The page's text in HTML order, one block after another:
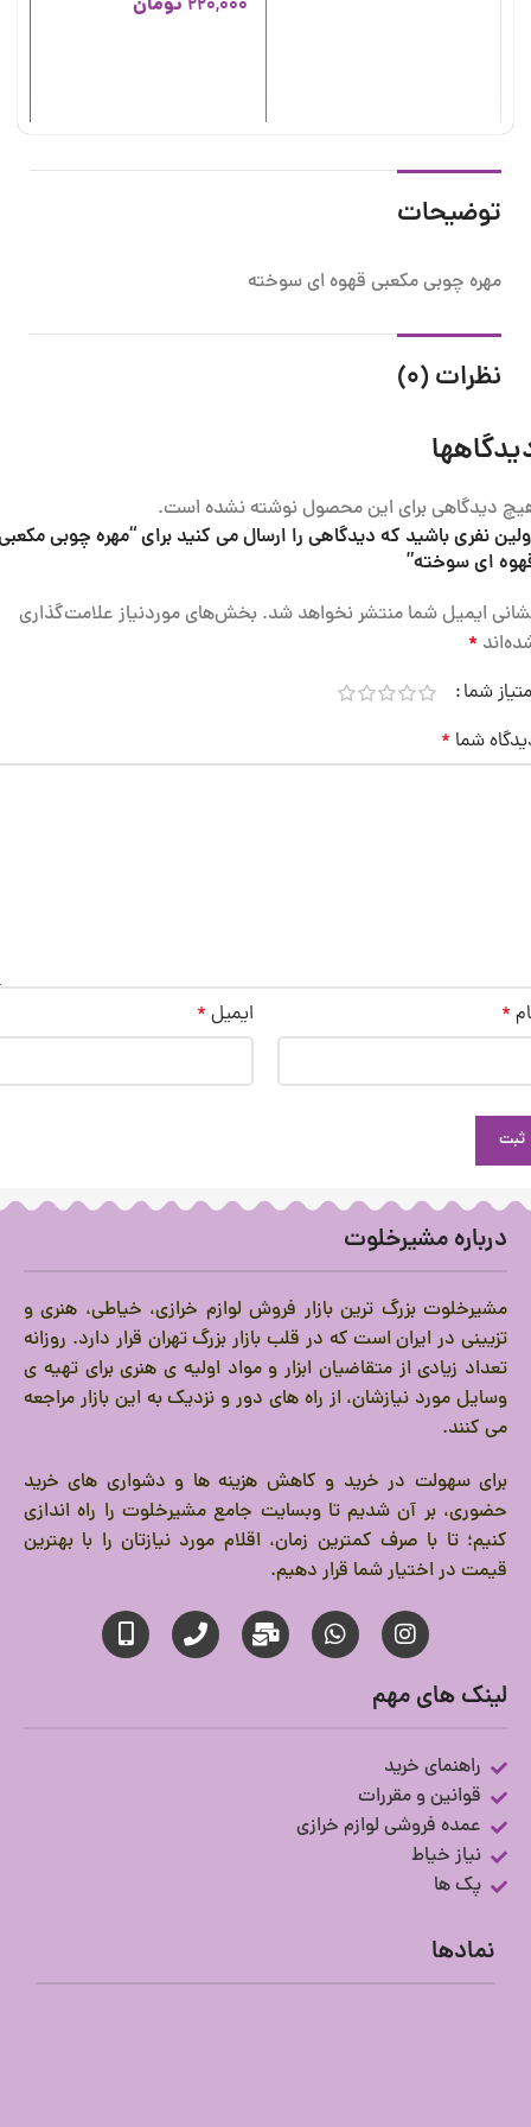
220,000
توضیحات
مهره چوبی مکعبی قهوه ای سوخته
نظرات (0)
دیدگاهی برای این محصول نوشته نشده است.
نفری باشید که دیدگاهی را ارسال می کنید برای “مهره چوبی
ای سوخته”
ایمیل شما منتشر نخواهد شد. بخش‌های موردنیاز علامت‌گذاری
*
شما
شما *
* ایمیل *
درباره مشیرخلوت
مشیرخلوت بزرگ ترین بازار فروش لوازم خرازی، خیاطی، هنری و
تزیینی در ایران است که در قلب بازار بزرگ تهران قرار دارد. روزانه
تعداد زیادی از متقاضیان ابزار و مواد اولیه ی هنری برای تهیه ی
وسایل مورد نیازشان، از راه های دور و نزدیک به این بازار مراجعه
می کنند.
برای سهولت در خرید و کاهش هزینه ها و دشواری های خرید
حضوری، بر آن شدیم تا وبسایت جامع مشیرخلوت را راه اندازی
کنیم؛ تا با صرف کمترین زمان، اقلام مورد نیازتان را با بهترین
قیمت در اختیار شما قرار دهیم.
لینک های مهم
راهنمای خرید
قوانین و مقررات
عمده فروشی لوازم خرازی
نیاز خیاط
پک ها
نمادها